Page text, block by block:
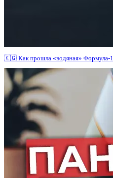
🇰🇬 Как прошла «водяная» Формула-